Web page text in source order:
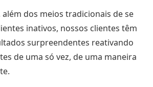
além dos meios tradicionais de se
inativos, nossos clientes têm
surpreendentes reativando
de uma só vez, de uma maneira